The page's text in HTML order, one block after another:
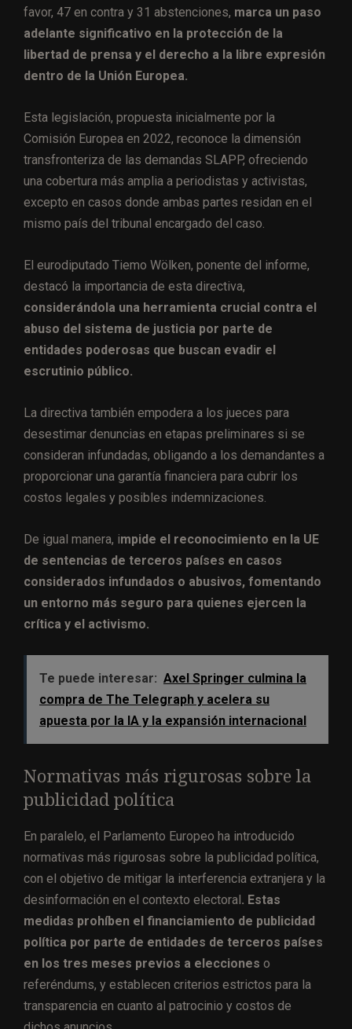
favor, 47 en contra y 31 abstenciones, marca un paso
adelante significativo en la protección de la
libertad de prensa y el derecho a la libre expresión
dentro de la Unión Europea.
Esta legislación, propuesta inicialmente por la
Comisión Europea en 2022, reconoce la dimensión
transfronteriza de las demandas SLAPP, ofreciendo
una cobertura más amplia a periodistas y activistas,
excepto en casos donde ambas partes residan en el
mismo país del tribunal encargado del caso.
El eurodiputado Tiemo Wölken, ponente del informe,
destacó la importancia de esta directiva,
considerándola una herramienta crucial contra el
abuso del sistema de justicia por parte de
entidades poderosas que buscan evadir el
escrutinio público.
La directiva también empodera a los jueces para
desestimar denuncias en etapas preliminares si se
consideran infundadas, obligando a los demandantes a
proporcionar una garantía financiera para cubrir los
costos legales y posibles indemnizaciones.
De igual manera, impide el reconocimiento en la UE
de sentencias de terceros países en casos
considerados infundados o abusivos, fomentando
un entorno más seguro para quienes ejercen la
crítica y el activismo.
Te puede interesar: Axel Springer culmina la
compra de The Telegraph y acelera su
apuesta por la IA y la expansión internacional
Normativas más rigurosas sobre la
publicidad política
En paralelo, el Parlamento Europeo ha introducido
normativas más rigurosas sobre la publicidad política,
con el objetivo de mitigar la interferencia extranjera y la
desinformación en el contexto electoral . Estas
medidas prohíben el financiamiento de publicidad
política por parte de entidades de terceros países
en los tres meses previos a elecciones o
referéndums, y establecen criterios estrictos para la
transparencia en cuanto al patrocinio y costos de